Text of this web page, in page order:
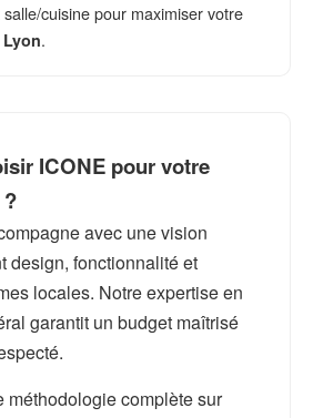
cuisine pour maximiser votre
Lyon.
ICONE pour votre
avec une vision
design, fonctionnalité et
locales. Notre expertise en
garantit un budget maîtrisé
méthodologie complète sur